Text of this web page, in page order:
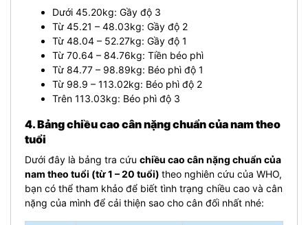
Dưới 45.20kg: Gầy độ 3
Từ 45.21 – 48.03kg: Gầy độ 2
Từ 48.04 – 52.27kg: Gầy độ 1
Từ 70.64 – 84.76kg: Tiền béo phì
Từ 84.77 – 98.89kg: Béo phì độ 1
Từ 98.9 – 113.02kg: Béo phì độ 2
Trên 113.03kg: Béo phì độ 3
4. Bảng chiều cao cân nặng chuẩn của nam theo
tuổi
Dưới đây là bảng tra cứu chiều cao cân nặng chuẩn của
nam theo tuổi (từ 1 – 20 tuổi) theo nghiên cứu của WHO,
bạn có thể tham khảo để biết tình trạng chiều cao và cân
nặng của mình để cải thiện sao cho cân đối nhất nhé: